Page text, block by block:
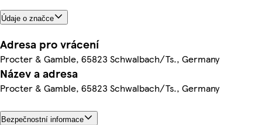
Údaje o značce
Adresa pro vrácení
Procter & Gamble, 65823 Schwalbach/Ts., Germany
Název a adresa
Procter & Gamble, 65823 Schwalbach/Ts., Germany
Bezpečnostní informace